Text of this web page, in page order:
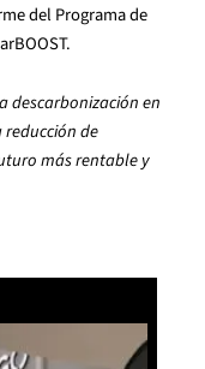
del Programa de
descarbonización en
de
más rentable y